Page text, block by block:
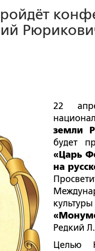
22
земли
будет
«Царь
на
Редкий
Целью